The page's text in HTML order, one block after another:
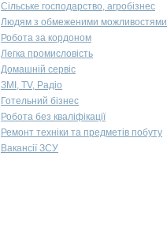
Сільське господарство, агробізнес
Людям з обмеженими можливостями
Робота за кордоном
Легка промисловість
Домашній сервіс
ЗМІ, TV, Радіо
Готельний бізнес
Робота без кваліфікації
Ремонт техніки та предметів побуту
Вакансії ЗСУ